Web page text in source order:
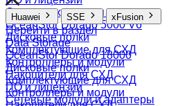
Системы хранения данных
OceanStor Dorado 5000 V6
Дисковые полки
Комплектующие для СХД
Контроллеры и модули
Накопители для СХД
ПО и лицензии
Сетевые модули и адаптеры
Huawei SSE xFusion
Перейти в раздел
Data Storage
OceanStor Dorado 18000
Дисковые полки
Комплектующие для СХД
Контроллеры и модули